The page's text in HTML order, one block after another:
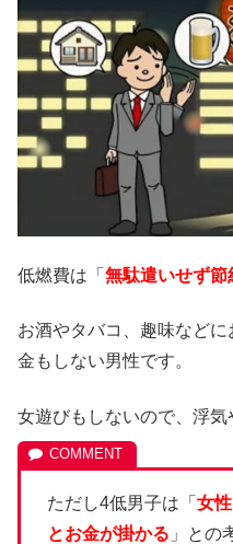
低燃費は「 無駄遣いせず節
お酒やタバコ、趣味など
金もしない男性です。
女遊びもしないので、浮気
ただし4低男子は「 女
とお金が掛かる 」との